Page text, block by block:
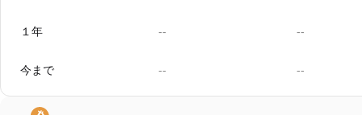
１年 -- --
今まで -- --